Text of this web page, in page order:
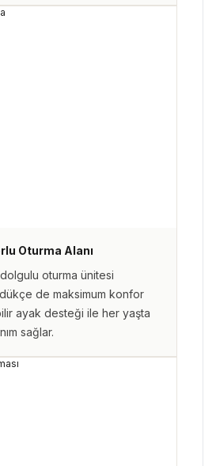
Oturma Alanı
oturma ünitesi
de maksimum konfor
ayak desteği ile her yaşta
sağlar.